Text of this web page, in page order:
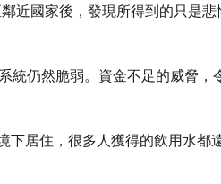
近國家後，發現所得到的只是
仍然脆弱。資金不足的威脅，
居住，很多人獲得的飲用水都